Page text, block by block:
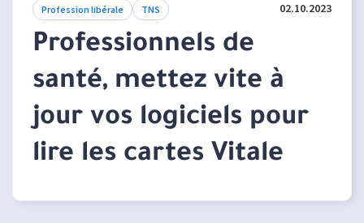
Profession libérale TNS 02.10.2023
Professionnels de
santé, mettez vite à
jour vos logiciels pour
lire les cartes Vitale